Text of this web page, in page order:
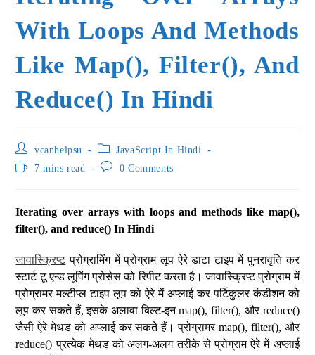
With Loops And Methods
Like Map(), Filter(), And
Reduce() In Hindi
vcanhelpsu
JavaScript In Hindi
7 mins read
0 Comments
Iterating over arrays with loops and methods like map(),
filter(), and reduce() In Hindi
जावास्क्रिप्टप्रोग्रामिंग में प्रोग्राम लूप ऐरे डाटा टाइप में पुनरावृति कर
स्टार्ट टू एन्ड लूपिंग प्रोसेस को रिपीट करता है। जावास्क्रिप्ट प्रोग्राम में
प्रोग्रामर मल्टीप्ल टाइप लूप को ऐरे में अप्लाई कर पर्टिकुलर कंडीशन को
लूप कर सकते हैं, इसके अलावा बिल्ट-इन map(), filter(), और reduce()
जैसी ऐरे मेथड को अप्लाई कर सकते हैं। प्रोग्रामर map(), filter(), और
reduce() प्रत्येक मेथड को अलग-अलग तरीके से प्रोग्राम ऐरे में अप्लाई